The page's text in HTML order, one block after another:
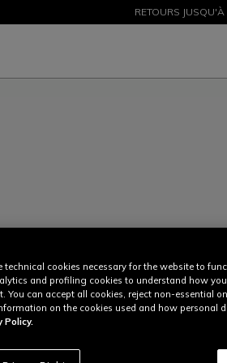
SOLDES JUSQU'À-50 % –
RETOURS JUSQU'À
technical cookies necessary for the website to
and profiling cookies to understand how
You can accept all cookies, reject non-essential
on the cookies used and how personal
Policy.